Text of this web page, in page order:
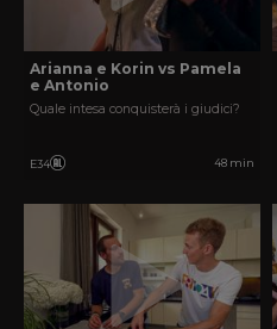
Arianna e Korin vs Pamela
e Antonio
Quale intesa conquisterà i giudici?
E34 48 min